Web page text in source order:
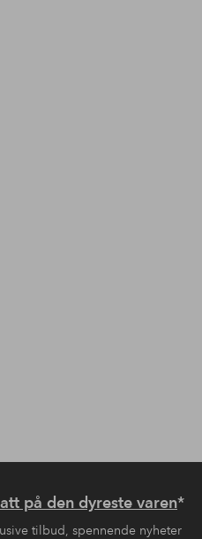
på den dyreste varen*
tilbud, spennende nyheter